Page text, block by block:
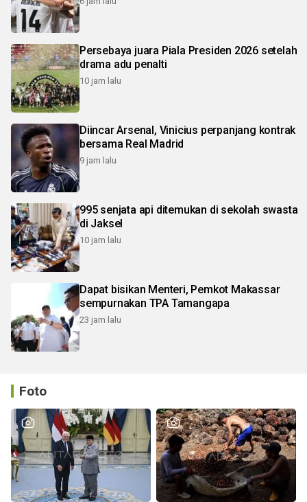
Persebaya juara Piala Presiden 2026 setelah
drama adu penalti
10 jam lalu
Diincar Arsenal, Vinicius perpanjang kontrak
bersama Real Madrid
9 jam lalu
995 senjata api ditemukan di sekolah swasta
di Jaksel
10 jam lalu
Dapat bisikan Menteri, Pemkot Makassar
sempurnakan TPA Tamangapa
23 jam lalu
Foto